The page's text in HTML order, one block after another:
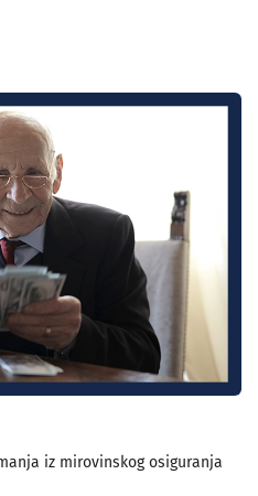
iz mirovinskog osiguranja